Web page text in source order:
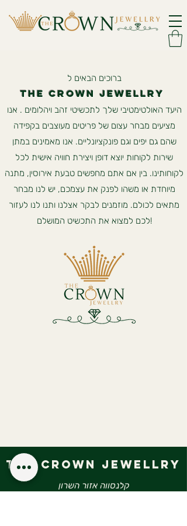
ברוכים הבאים ל
The crown jewellry
היעד האולטימטיבי שלך לתכשיטי זהב ויהלומים . אנו
מציעים מבחר עצום של פריטים מעוצבים בקפידה
שהם גם יפים וגם פונקציונליים. אנו מאמינים במתן
שירות לקוחות יוצא דופן ויצירת חוויה אישית לכל
לקוחותינו. בין אם אתם מחפשים טבעת אירוסין, מתנה
מיוחדת או משהו לפנק את עצמכם, יש לנו מבחר
מתאים לכולם. מוזמנים לבקר אצלנו ותנו לנו לעזור
לכם למצוא את התכשיט המושלם!
the crown jewellry
קלנסווה אזור השרון